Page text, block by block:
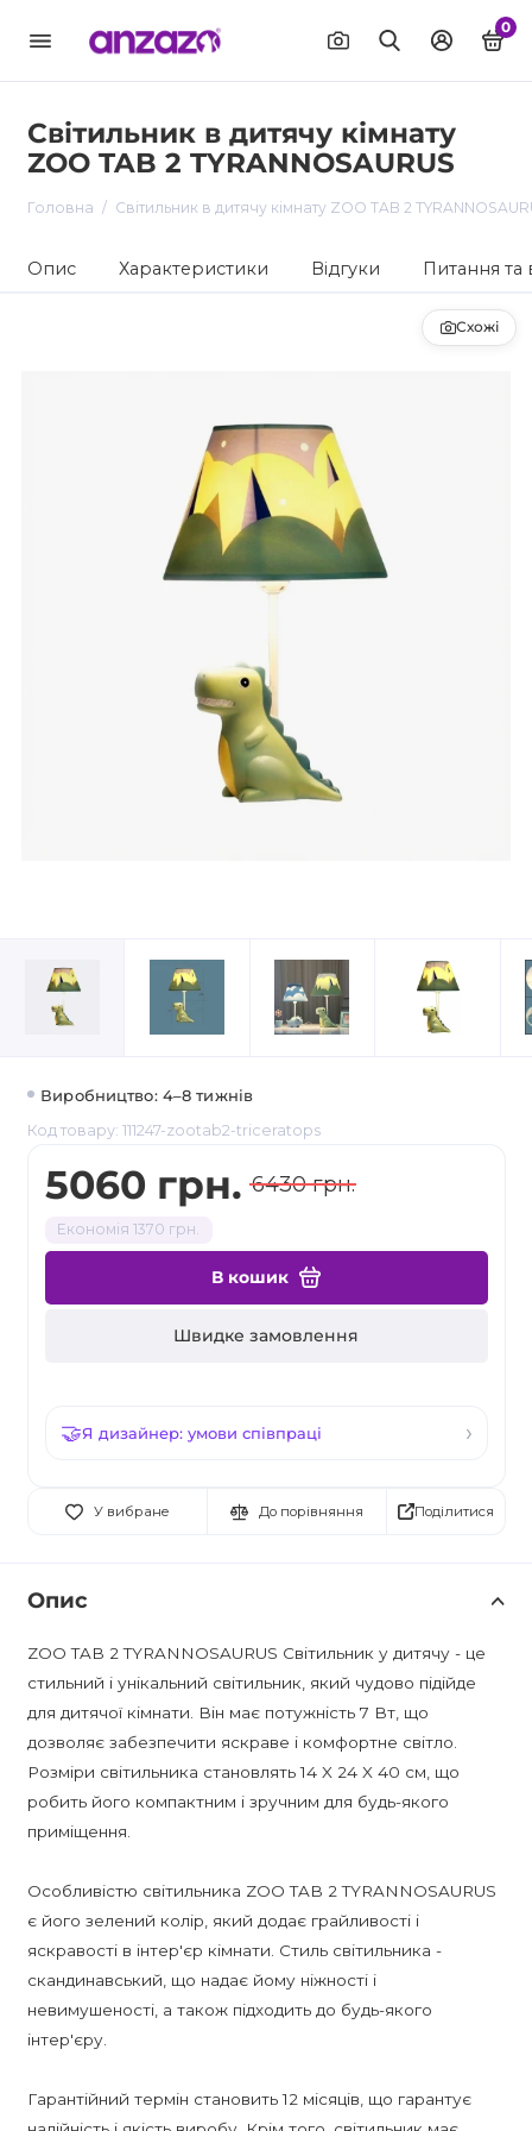
0
Світильник в дитячу кімнату
ZOO TAB 2 TYRANNOSAURUS
Головна Світильник в дитячу кімнату ZOO TAB 2
Опис Характеристики Відгуки Питання та
Схожі
Виробництво: 4–8 тижнів
Код товару: 111247-zootab2-triceratops
5060 грн. 6430 грн.
Економія 1370 грн.
В кошик
Швидке замовлення
Я дизайнер: умови співпраці
У вибране До порівняння Поділитися
Опис
ZOO TAB 2 TYRANNOSAURUS Світильник у дитячу - це
стильний і унікальний світильник, який чудово підійде
для дитячої кімнати. Він має потужність 7 Вт, що
дозволяє забезпечити яскраве і комфортне світло.
Розміри світильника становлять 14 X 24 X 40 см, що
робить його компактним і зручним для будь-якого
приміщення.
Особливістю світильника ZOO TAB 2 TYRANNOSAURUS
є його зелений колір, який додає грайливості і
яскравості в інтер'єр кімнати. Стиль світильника -
скандинавський, що надає йому ніжності і
невимушеності, а також підходить до будь-якого
інтер'єру.
Гарантійний термін становить 12 місяців, що гарантує